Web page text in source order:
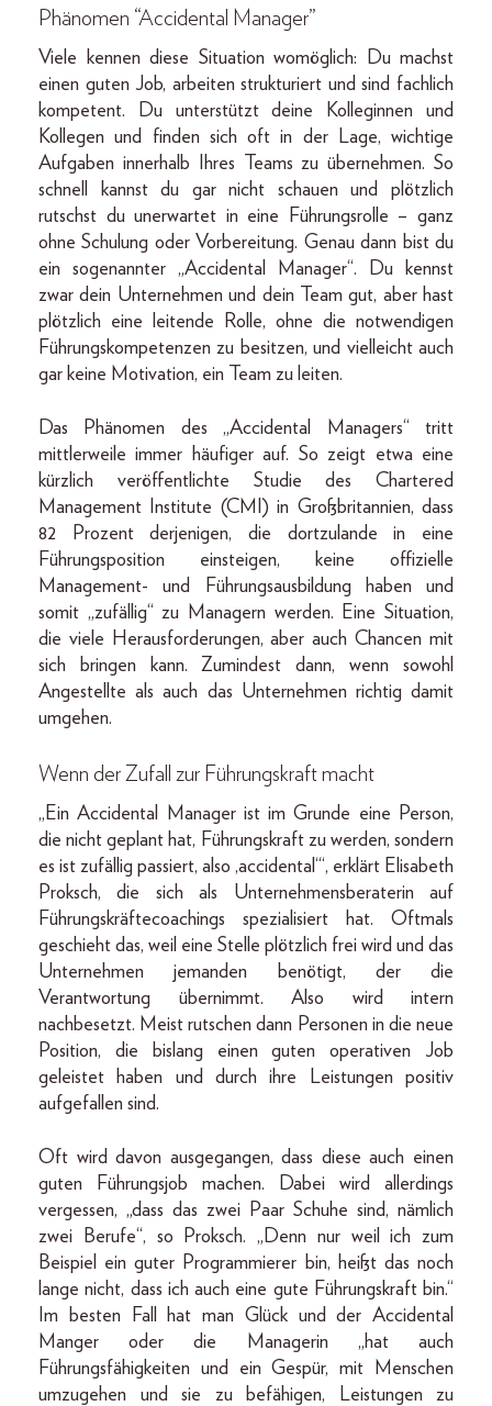
Phänomen “Accidental Manager”
Viele kennen diese Situation womöglich: Du machst
einen guten Job, arbeiten strukturiert und sind fachlich
kompetent. Du unterstützt deine Kolleginnen und
Kollegen und finden sich oft in der Lage, wichtige
Aufgaben innerhalb Ihres Teams zu übernehmen. So
schnell kannst du gar nicht schauen und plötzlich
rutschst du unerwartet in eine Führungsrolle – ganz
ohne Schulung oder Vorbereitung. Genau dann bist du
ein sogenannter „Accidental Manager“. Du kennst
zwar dein Unternehmen und dein Team gut, aber hast
plötzlich eine leitende Rolle, ohne die notwendigen
Führungskompetenzen zu besitzen, und vielleicht auch
gar keine Motivation, ein Team zu leiten.
Das Phänomen des „Accidental Managers“ tritt
mittlerweile immer häufiger auf. So zeigt etwa eine
kürzlich veröffentlichte Studie des Chartered
Management Institute (CMI) in Großbritannien, dass
82 Prozent derjenigen, die dortzulande in eine
Führungsposition einsteigen, keine offizielle
Management- und Führungsausbildung haben und
somit „zufällig“ zu Managern werden. Eine Situation,
die viele Herausforderungen, aber auch Chancen mit
sich bringen kann. Zumindest dann, wenn sowohl
Angestellte als auch das Unternehmen richtig damit
umgehen.
Wenn der Zufall zur Führungskraft macht
„Ein Accidental Manager ist im Grunde eine Person,
die nicht geplant hat, Führungskraft zu werden, sondern
es ist zufällig passiert, also ‚accidental‘“, erklärt Elisabeth
Proksch, die sich als Unternehmensberaterin auf
Führungskräftecoachings spezialisiert hat. Oftmals
geschieht das, weil eine Stelle plötzlich frei wird und das
Unternehmen jemanden benötigt, der die
Verantwortung übernimmt. Also wird intern
nachbesetzt. Meist rutschen dann Personen in die neue
Position, die bislang einen guten operativen Job
geleistet haben und durch ihre Leistungen positiv
aufgefallen sind.
Oft wird davon ausgegangen, dass diese auch einen
guten Führungsjob machen. Dabei wird allerdings
vergessen, „dass das zwei Paar Schuhe sind, nämlich
zwei Berufe“, so Proksch. „Denn nur weil ich zum
Beispiel ein guter Programmierer bin, heißt das noch
lange nicht, dass ich auch eine gute Führungskraft bin.“
Im besten Fall hat man Glück und der Accidental
Manger oder die Managerin „hat auch
Führungsfähigkeiten und ein Gespür, mit Menschen
umzugehen und sie zu befähigen, Leistungen zu